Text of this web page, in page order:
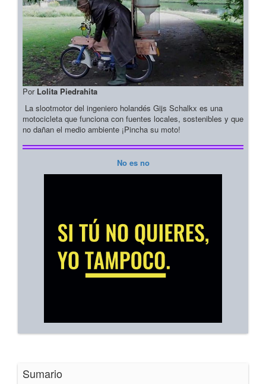
Por Lolita Piedrahita
La slootmotor del ingeniero holandés Gijs Schalkx es una
motocicleta que funciona con fuentes locales, sostenibles y que
no dañan el medio ambiente ¡Pincha su moto!
No es no
Sumario